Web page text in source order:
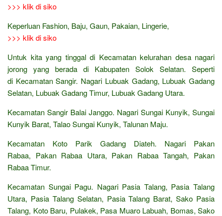
>>> klik di siko
Keperluan Fashion, Baju, Gaun, Pakaian, Lingerie,
>>> klik di siko
Untuk kita yang tinggal di Kecamatan kelurahan desa nagari
jorong yang berada di Kabupaten Solok Selatan. Seperti
di Kecamatan Sangir. Nagari Lubuak Gadang, Lubuak Gadang
Selatan, Lubuak Gadang Timur, Lubuak Gadang Utara.
Kecamatan Sangir Balai Janggo. Nagari Sungai Kunyik, Sungai
Kunyik Barat, Talao Sungai Kunyik, Talunan Maju.
Kecamatan Koto Parik Gadang Diateh. Nagari Pakan
Rabaa, Pakan Rabaa Utara, Pakan Rabaa Tangah, Pakan
Rabaa Timur.
Kecamatan Sungai Pagu. Nagari Pasia Talang, Pasia Talang
Utara, Pasia Talang Selatan, Pasia Talang Barat, Sako Pasia
Talang, Koto Baru, Pulakek, Pasa Muaro Labuah, Bomas, Sako